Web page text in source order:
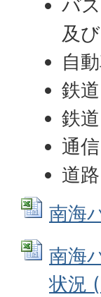
バ
及
自
鉄
鉄
通
道
南海
南海
状況